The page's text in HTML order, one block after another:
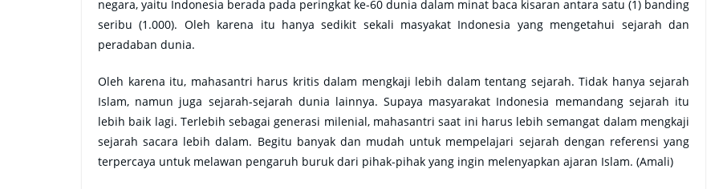
negara, yaitu Indonesia berada pada peringkat ke-60 dunia dalam minat baca kisaran antara satu (1) banding
seribu (1.000). Oleh karena itu hanya sedikit sekali masyakat Indonesia yang mengetahui sejarah dan
peradaban dunia.
Oleh karena itu, mahasantri harus kritis dalam mengkaji lebih dalam tentang sejarah. Tidak hanya sejarah
Islam, namun juga sejarah-sejarah dunia lainnya. Supaya masyarakat Indonesia memandang sejarah itu
lebih baik lagi. Terlebih sebagai generasi milenial, mahasantri saat ini harus lebih semangat dalam mengkaji
sejarah sacara lebih dalam. Begitu banyak dan mudah untuk mempelajari sejarah dengan referensi yang
terpercaya untuk melawan pengaruh buruk dari pihak-pihak yang ingin melenyapkan ajaran Islam. (Amali)